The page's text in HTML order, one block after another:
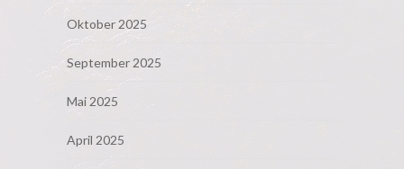
Oktober 2025
September 2025
Mai 2025
April 2025